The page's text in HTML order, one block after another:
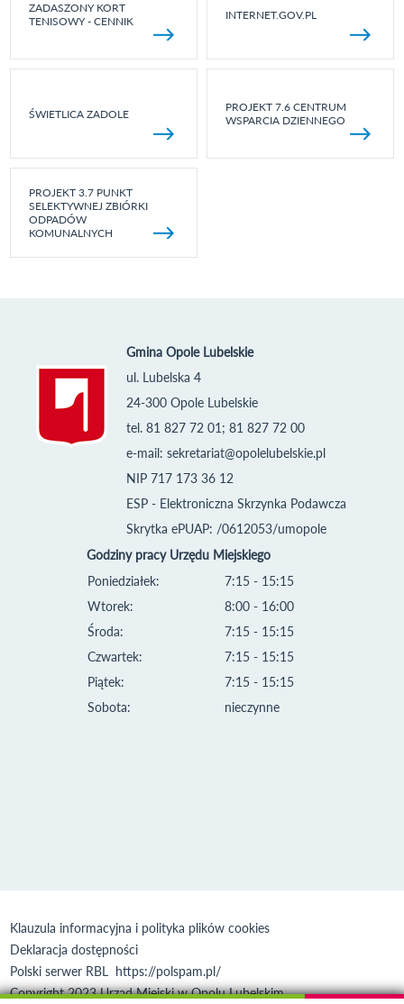
ZADASZONY KORT
TENISOWY - CENNIK
INTERNET.GOV.PL
ŚWIETLICA ZADOLE
PROJEKT 7.6 CENTRUM
WSPARCIA DZIENNEGO
PROJEKT 3.7 PUNKT
SELEKTYWNEJ ZBIÓRKI
ODPADÓW
KOMUNALNYCH
Gmina Opole Lubelskie
ul. Lubelska 4
24-300 Opole Lubelskie
tel. 81 827 72 01; 81 827 72 00
e-mail: sekretariat@opolelubelskie.pl
NIP 717 173 36 12
ESP - Elektroniczna Skrzynka Podawcza
Skrytka ePUAP: /0612053/umopole
Godziny pracy Urzędu Miejskiego
Poniedziałek:
Wtorek:
Środa:
Czwartek:
Piątek:
Sobota:
7:15 - 15:15
8:00 - 16:00
7:15 - 15:15
7:15 - 15:15
7:15 - 15:15
nieczynne
Klauzula informacyjna i polityka plików cookies
Deklaracja dostępności
Polski serwer RBL https://polspam.pl/
Copyright 2023 Urząd Miejski w Opolu Lubelskim